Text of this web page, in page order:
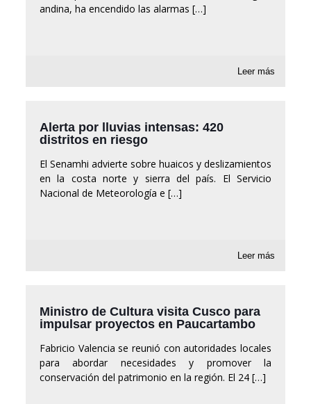
andina, ha encendido las alarmas […]
Leer más
Alerta por lluvias intensas: 420
distritos en riesgo
El Senamhi advierte sobre huaicos y deslizamientos
en la costa norte y sierra del país. El Servicio
Nacional de Meteorología e […]
Leer más
Ministro de Cultura visita Cusco para
impulsar proyectos en Paucartambo
Fabricio Valencia se reunió con autoridades locales
para abordar necesidades y promover la
conservación del patrimonio en la región. El 24[…]